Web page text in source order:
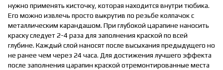
нужно применять кисточку, которая находится внутри тюбика.
Его можно извлечь просто выкрутив по резьбе колпачок с
металлическим карандашом. При глубокой царапине наносить
краску следует 2-4 раза для заполнения краской по всей
глубине. Каждый слой наносят после высыхания предыдущего но
не ранее чем через 24 часа. Для достижения лучшего эффекта
после заполнения царапин краской отремонтированные места